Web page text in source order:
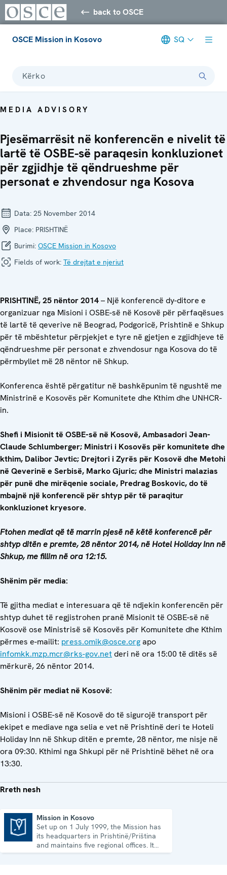
back to OSCE
OSCE Mission in Kosovo SQ
Kërko
MEDIA ADVISORY
Pjesëmarrësit në konferencën e nivelit të
lartë të OSBE-së paraqesin konkluzionet
për zgjidhje të qëndrueshme për
personat e zhvendosur nga Kosova
Data: 25 November 2014
Place: PRISHTINË
Burimi: OSCE Mission in Kosovo
Fields of work: Të drejtat e njeriut
PRISHTINË, 25 nëntor 2014– Një konferencë dy-ditore e
organizuar nga Misioni i OSBE-së në Kosovë për përfaqësues
të lartë të qeverive në Beograd, Podgoricë, Prishtinë e Shkup
për të mbështetur përpjekjet e tyre në gjetjen e zgjidhjeve të
qëndrueshme për personat e zhvendosur nga Kosova do të
përmbyllet më 28 nëntor në Shkup.
Konferenca është përgatitur në bashkëpunim të ngushtë me
Ministrinë e Kosovës për Komunitete dhe Kthim dhe UNHCR-
in.
Shefi i Misionit të OSBE-së në Kosovë, Ambasadori Jean-
Claude Schlumberger; Ministri i Kosovës për komunitete dhe
kthim, Dalibor Jevtic; Drejtori i Zyrës për Kosovë dhe Metohi
në Qeverinë e Serbisë, Marko Gjuric; dhe Ministri malazias
për punë dhe mirëqenie sociale, Predrag Boskovic, do të
mbajnë një konferencë për shtyp për të paraqitur
konkluzionet kryesore.
Ftohen mediat që të marrin pjesë në këtë konferencë për
shtyp ditën e premte, 28 nëntor 2014, në Hotel Holiday Inn në
Shkup, me fillim në ora 12:15.
Shënim për media:
Të gjitha mediat e interesuara që të ndjekin konferencën për
shtyp duhet të regjistrohen pranë Misionit të OSBE-së në
Kosovë ose Ministrisë së Kosovës për Komunitete dhe Kthim
përmes e-mailit: press.omik@osce.orgapo
infomkk.mzp.mcr@rks-gov.netderi në ora 15:00 të ditës së
mërkurë, 26 nëntor 2014.
Shënim për mediat në Kosovë:
Misioni i OSBE-së në Kosovë do të sigurojë transport për
ekipet e mediave nga selia e vet në Prishtinë deri te Hoteli
Holiday Inn në Shkup ditën e premte, 28 nëntor, me nisje në
ora 09:30. Kthimi nga Shkupi për në Prishtinë bëhet në ora
13:30.
Rreth nesh
Mission in Kosovo
Set up on 1 July 1999, the Mission has
its headquarters in Prishtinë/Priština
and maintains five regional offices. It
runs a wide array of activities.